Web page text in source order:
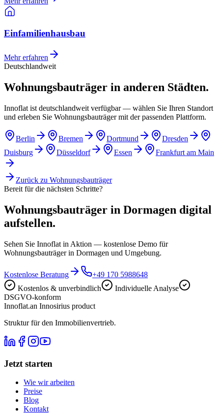
Einfamilienhausbau
Mehr erfahren
Deutschlandweit
Wohnungsbauträger in anderen Städten.
Innoflat ist deutschlandweit verfügbar — wählen Sie Ihren Standort
und erleben Sie Wohnungsbauträger mit der passenden Plattform.
Berlin Bremen Dortmund
Dresden
Duisburg
Düsseldorf Essen Frankfurt am Main
Zurück zu Wohnungsbauträger
Bereit für die nächsten Schritte?
Wohnungsbauträger in Dormagen digital
aufstellen.
Sehen Sie Innoflat in Aktion — kostenlose Demo für
Wohnungsbauträger in Dormagen und Umgebung.
Kostenlose Beratung
+49 170 5988648
Kostenlos & unverbindlich
Individuelle Analyse
DSGVO-konform
Innoflat.an Innosirius product
Struktur für den Immobilienvertrieb.
Jetzt starten
Wie wir arbeiten
Preise
Blog
Kontakt